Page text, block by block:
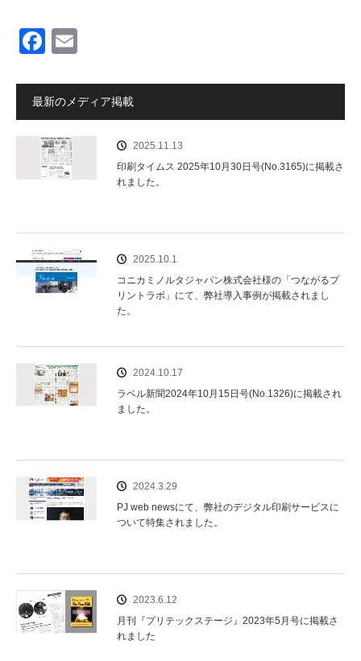
F
c
e
b
o
ail
最新のメディア掲載
2025.11.13
印刷タイムス 2025年10月30日号(No.3165)に掲載さ
れました。
2025.10.1
コニカミノルタジャパン株式会社様の「つながるプ
リントラボ」にて、弊社導入事例が掲載されまし
た。
2024.10.17
ラベル新聞2024年10月15日号(No.1326)に掲載され
ました。
2024.3.29
PJ web newsにて、弊社のデジタル印刷サービスに
ついて特集されました。
2023.6.12
月刊『プリテックステージ』2023年5月号に掲載さ
れました